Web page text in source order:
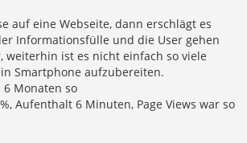
auf eine Webseite, dann erschlägt es
Informationsfülle und die User gehen
weiterhin ist es nicht einfach so viele
Smartphone aufzubereiten.
6 Monaten so
Aufenthalt 6 Minuten, Page Views war so